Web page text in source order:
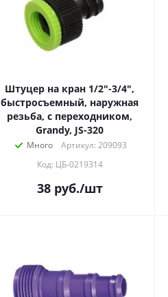
Штуцер на кран 1/2"-3/4",
быстросъемный, наружная
резьба, с переходником,
Grandy, JS-320
Много
Артикул: 209093
Код: ЦБ-0219314
38руб./шт